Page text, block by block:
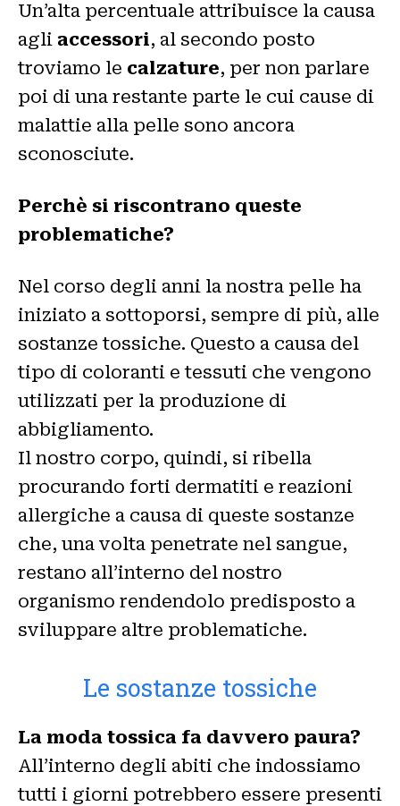
Un’alta percentuale attribuisce la causa
agli accessori, al secondo posto
troviamo le calzature, per non parlare
poi di una restante parte le cui cause di
malattie alla pelle sono ancora
sconosciute.
Perchè si riscontrano queste
problematiche?
Nel corso degli anni la nostra pelle ha
iniziato a sottoporsi, sempre di più, alle
sostanze tossiche. Questo a causa del
tipo di coloranti e tessuti che vengono
utilizzati per la produzione di
abbigliamento.
Il nostro corpo, quindi, si ribella
procurando forti dermatiti e reazioni
allergiche a causa di queste sostanze
che, una volta penetrate nel sangue,
restano all’interno del nostro
organismo rendendolo predisposto a
sviluppare altre problematiche.
Le sostanze tossiche
La moda tossica fa davvero paura?
All’interno degli abiti che indossiamo
tutti i giorni potrebbero essere presenti